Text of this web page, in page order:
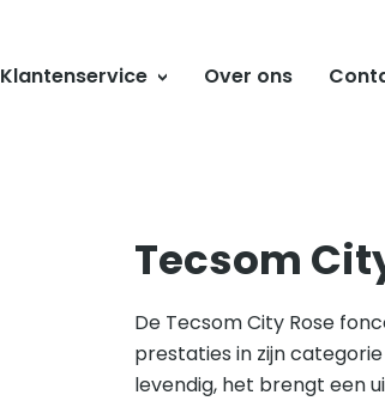
Klantenservice Over ons
Tecsom
De Tecsom City Rose
prestaties in zijn
levendig, het brengt een